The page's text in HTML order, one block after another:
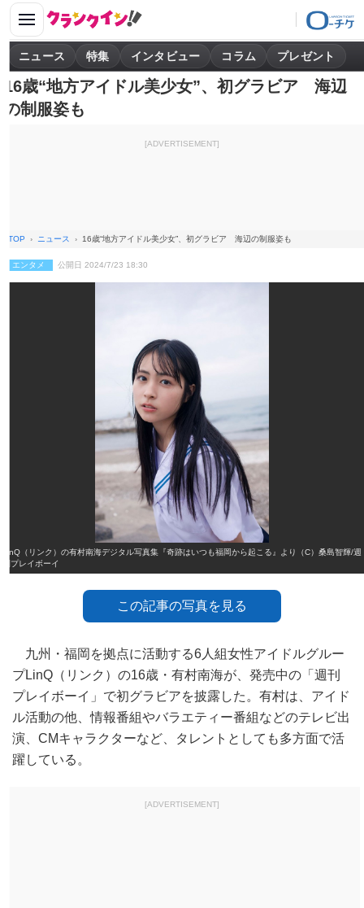
ニュース 特集 インタビュー コラム プレゼント
16歳“地方アイドル美少女”、初グラビア 海辺
の制服姿も
[ADVERTISEMENT]
TOP ニュース 16歳“地方アイドル美少女”、初グラビア 海辺の制服姿も
エンタメ 公開日 2024/7/23 18:30
LinQ（リンク）の有村南海デジタル写真集『奇跡はいつも福岡から起こる』より（C）桑島智輝/週
刊プレイボーイ
この記事の写真を見る
九州・福岡を拠点に活動する6人組女性アイドルグルー
プLinQ（リンク）の16歳・有村南海が、発売中の「週刊
プレイボーイ」で初グラビアを披露した。有村は、アイド
ル活動の他、情報番組やバラエティー番組などのテレビ出
演、CMキャラクターなど、タレントとしても多方面で活
躍している。
[ADVERTISEMENT]